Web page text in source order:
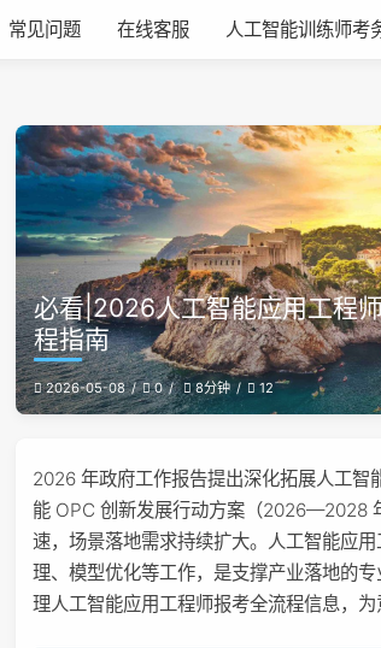
常见问题 在线客服 人工智能训练师考
必看|2026人工智能应用工程
程指南
2026-05-08 0 8分钟 12
2026 年政府工作报告提出深化拓展人工智
能 OPC 创新发展行动方案（2026—2028
速，场景落地需求持续扩大。人工智能应
理、模型优化等工作，是支撑产业落地的
理人工智能应用工程师报考全流程信息，为